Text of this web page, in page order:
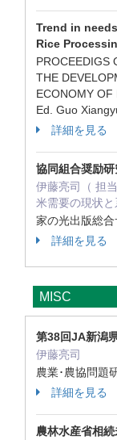
Trend in
Rice
PROCEEDIGS
THE
ECONOMY OF
Ed. Guo
詳細を見る
協同組合奨励
伊藤亮司（ 担
米需要の現状と
家の光出版総
詳細を見る
MISC
第38回JA新潟
伊藤亮司
農業･農協問
詳細を見る
農林水産省相